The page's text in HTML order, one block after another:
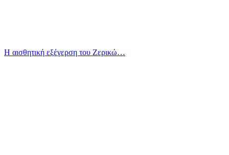
Η αισθητική εξέγερση του Ζερικώ…